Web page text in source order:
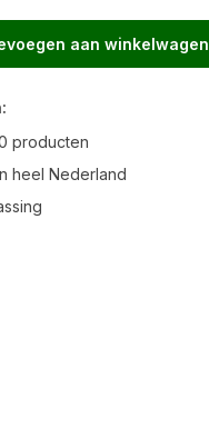
aan winkelwagen
producten
heel Nederland